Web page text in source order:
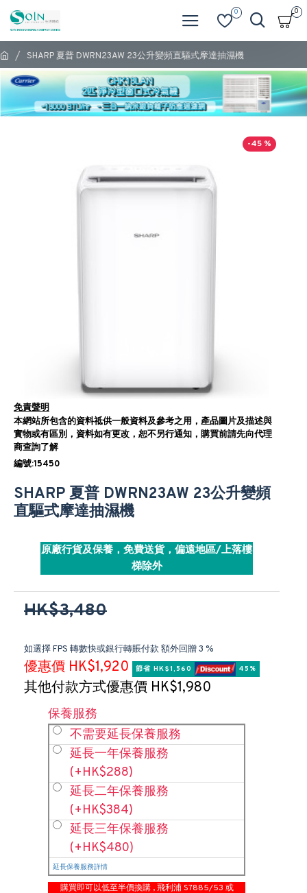
0 0
SHARP 夏普 DWRN23AW 23公升變頻直驅式摩達抽濕機
-45 %
免責聲明
本網站所包含的資料祗供一般資料及參考之用，產品圖片及描述與
實物或有區別，資料如有更改，恕不另行通知，購買前請先向代理
商查詢了解
編號:15450
SHARP 夏普 DWRN23AW 23公升變頻
直驅式摩達抽濕機
原廠行貨及保養，免費送貨，偏遠地區/上落樓
梯除外
HK$3,480
如選擇 FPS 轉數快或銀行轉賬付款 額外回贈 3 %
優惠價 HK$1,920 節省 HK$1,560 45%
其他付款方式優惠價 HK$1,980
保養服務
不需要延長保養服務
延長一年保養服務
(+HK$288)
延長二年保養服務
(+HK$384)
延長三年保養服務
(+HK$480)
延長保養服務詳情
購買即可以低至半價換購 , 飛利浦 S7885/53 或